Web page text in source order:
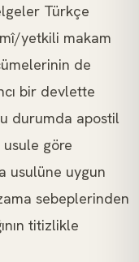
Türkçe
yetkili makam
de
bir devlette
durumda apostil
göre
usulüne uygun
sebeplerinden
titizlikle